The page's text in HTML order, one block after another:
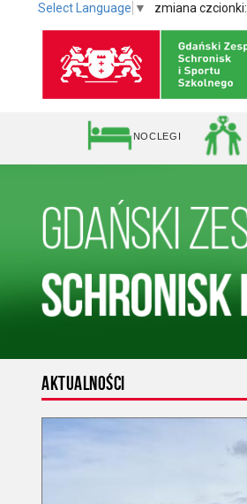
Select Language ▼ zmiana czcionki:
NOCLEGI
AKTUALNOŚCI